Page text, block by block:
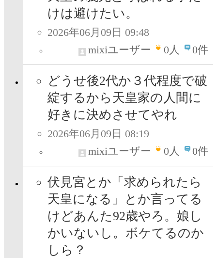
けは避けたい。
2026年06月09日 09:48
mixiユーザー
0人 0件
どうせ後2代か３代程度で破
綻するから天皇家の人間に
好きに決めさせてやれ
2026年06月09日 08:19
mixiユーザー
0人 0件
伏見宮とか「求められたら
天皇になる」とか言ってる
けどあんた92歳やろ。娘し
かいないし。ボケてるのか
しら？